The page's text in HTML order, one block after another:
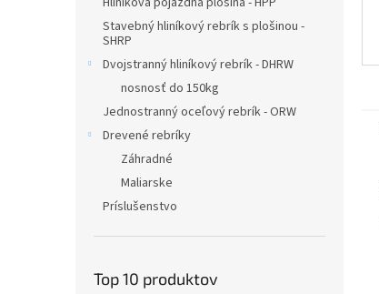
Stavebný hliníkový rebrík s plošinou -
SHRP
Dvojstranný hliníkový rebrík - DHRW
nosnosť do 150kg
Jednostranný oceľový rebrík - ORW
Drevené rebríky
Záhradné
Maliarske
Príslušenstvo
Top 10 produktov